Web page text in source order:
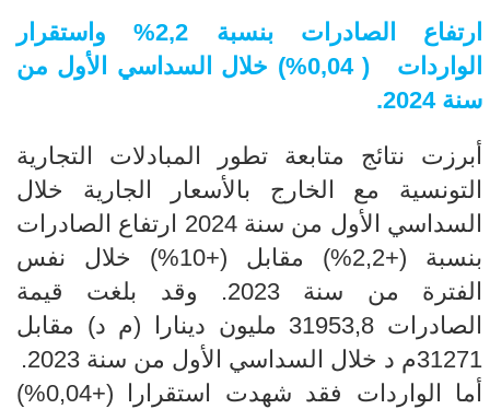
ارتفاع الصادرات بنسبة 2,2 %واستقرار
الواردات ( 0,04
%
) خلال السداسي الأول من
سنة 2024.
أبرزت نتائج متابعة تطور المبادلات التجارية
التونسية مع الخارج بالأسعار الجارية خلال
السداسي الأول من سنة 2024 ارتفاع الصادرات
بنسبة (+2,2%) مقابل (+10%) خلال نفس
الفترة من سنة 2023. وقد بلغت قيمة
الصادرات 31953,8 مليون دينارا (م د) مقابل
31271م د خلال السداسي الأول من سنة 2023.
أما الواردات فقد شهدت استقرارا (+0,04%)